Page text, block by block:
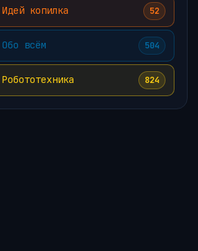
Идей копилка 52
Обо всём 504
Робототехника 824